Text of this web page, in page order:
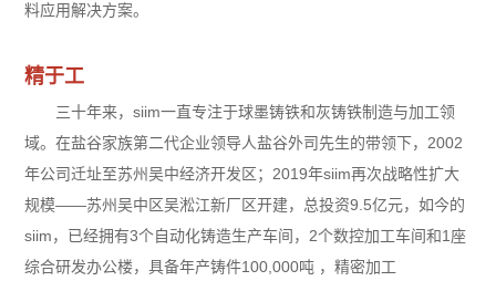
料应用解决方案。
精于工
三十年来，siim一直专注于球墨铸铁和灰铸铁制造与加工领
域。在盐谷家族第二代企业领导人盐谷外司先生的带领下，2002
年公司迁址至苏州吴中经济开发区；2019年siim再次战略性扩大
规模——苏州吴中区吴淞江新厂区开建，总投资9.5亿元，如今的
siim，已经拥有3个自动化铸造生产车间，2个数控加工车间和1座
综合研发办公楼，具备年产铸件100,000吨 ，精密加工